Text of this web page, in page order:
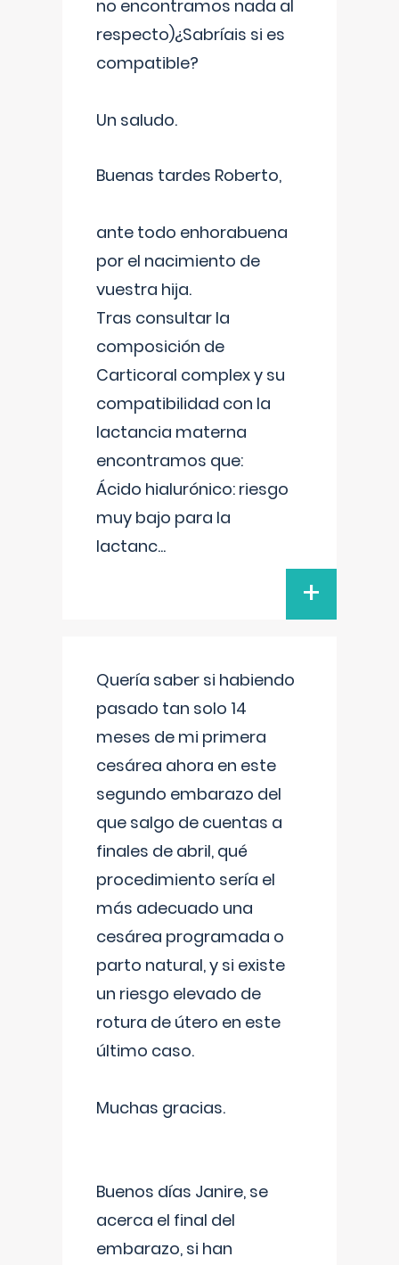
no encontramos nada al
respecto)¿Sabríais si es
compatible?
Un saludo.
Buenas tardes Roberto,
ante todo enhorabuena
por el nacimiento de
vuestra hija.
Tras consultar la
composición de
Carticoral complex y su
compatibilidad con la
lactancia materna
encontramos que:
Ácido hialurónico: riesgo
muy bajo para la
lactanc...
+
Quería saber si habiendo
pasado tan solo 14
meses de mi primera
cesárea ahora en este
segundo embarazo del
que salgo de cuentas a
finales de abril, qué
procedimiento sería el
más adecuado una
cesárea programada o
parto natural, y si existe
un riesgo elevado de
rotura de útero en este
último caso.
Muchas gracias.
Buenos días Janire, se
acerca el final del
embarazo, si han